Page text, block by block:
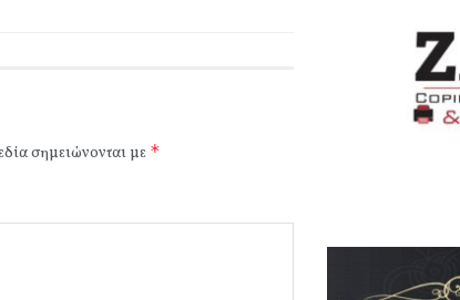
σημειώνονται με *